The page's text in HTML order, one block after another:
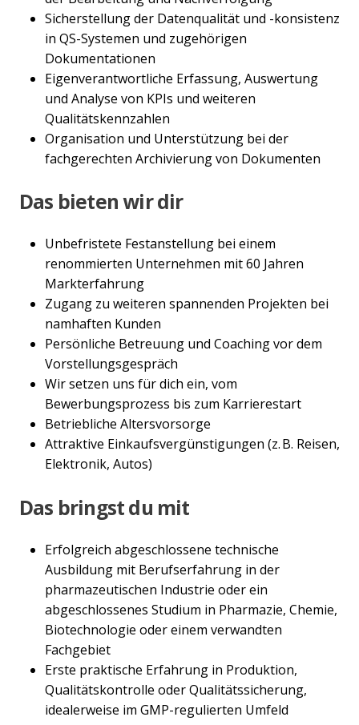
Sicherstellung der Datenqualität und -konsistenz
in QS-Systemen und zugehörigen
Dokumentationen
Eigenverantwortliche Erfassung, Auswertung
und Analyse von KPIs und weiteren
Qualitätskennzahlen
Organisation und Unterstützung bei der
fachgerechten Archivierung von Dokumenten
Das bieten wir dir
Unbefristete Festanstellung bei einem
renommierten Unternehmen mit 60 Jahren
Markterfahrung
Zugang zu weiteren spannenden Projekten bei
namhaften Kunden
Persönliche Betreuung und Coaching vor dem
Vorstellungsgespräch
Wir setzen uns für dich ein, vom
Bewerbungsprozess bis zum Karrierestart
Betriebliche Altersvorsorge
Attraktive Einkaufsvergünstigungen (z. B. Reisen,
Elektronik, Autos)
Das bringst du mit
Erfolgreich abgeschlossene technische
Ausbildung mit Berufserfahrung in der
pharmazeutischen Industrie oder ein
abgeschlossenes Studium in Pharmazie, Chemie,
Biotechnologie oder einem verwandten
Fachgebiet
Erste praktische Erfahrung in Produktion,
Qualitätskontrolle oder Qualitätssicherung,
idealerweise im GMP-regulierten Umfeld